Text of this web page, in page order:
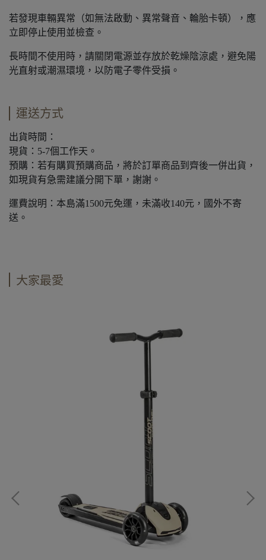
若發現車輛異常（如無法啟動、異常聲音、輪胎卡頓），應
立即停止使用並檢查。
長時間不使用時，請關閉電源並存放於乾燥陰涼處，避免陽
光直射或潮濕環境，以防電子零件受損。
運送方式
出貨時間：
現貨：5-7個工作天。
預購：若有購買預購商品，將於訂單商品到齊後一併出貨，
如現貨有急需建議分開下單，謝謝。
運費說明：本島滿1500元免運，未滿收140元，國外不寄
送。
大家最愛